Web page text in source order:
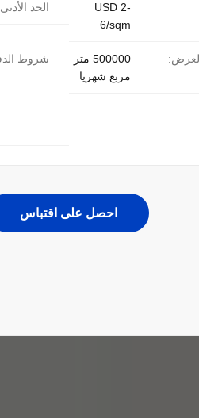
الحد
USD 2-
6/sqm
شروط
500000 متر
مربع شهريا
احصل على اقتباس